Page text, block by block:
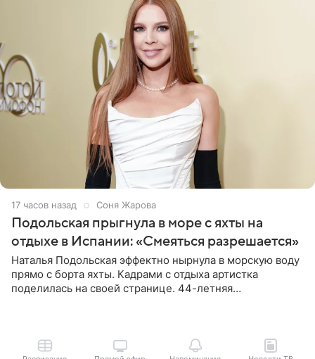
17 часов назад Соня Жарова
Подольская прыгнула в море с яхты на
отдыхе в Испании: «Смеяться разрешается»
Наталья Подольская эффектно нырнула в морскую воду
прямо с борта яхты. Кадрами с отдыха артистка
поделилась на своей странице. 44-летняя